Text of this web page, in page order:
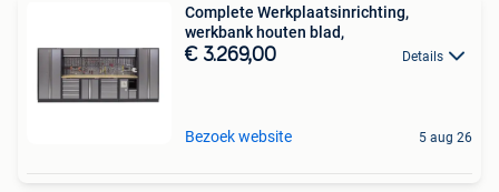
Complete Werkplaatsinrichting,
werkbank houten blad,
€ 3.269,00 Details
Bezoek website 5 aug 26